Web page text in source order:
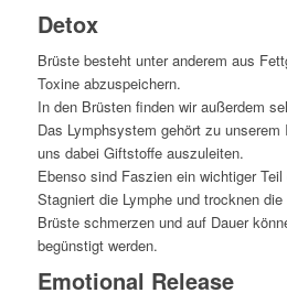
Detox
Brüste besteht unter anderem aus
Toxine abzuspeichern.
In den Brüsten finden wir außerdem
Das Lymphsystem gehört zu
uns dabei Giftstoffe auszuleiten.
Ebenso sind Faszien ein wichtiger
Stagniert die Lymphe und trocknen
Brüste schmerzen und auf Dauer
begünstigt werden.
Emotional Release